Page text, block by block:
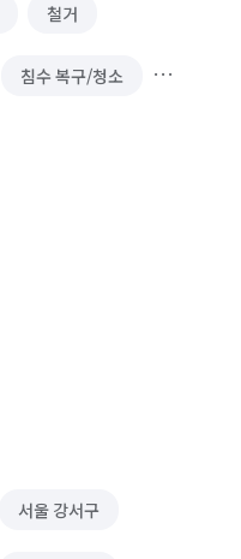
철거
침수 복구/청소
서울 강서구